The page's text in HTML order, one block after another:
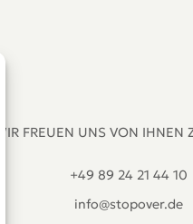
WIR FREUEN UNS VON IHNEN
+49 89 24 21 44 10
info@stopover.de